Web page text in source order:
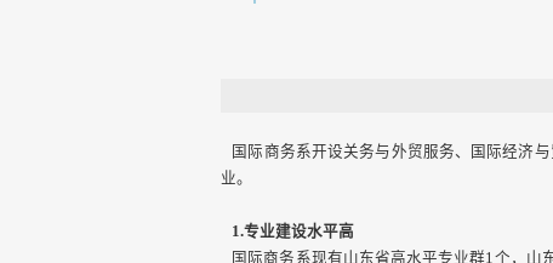
国际商务系开设关务与外贸服务、国际经济
业。
1.专业建设水平高
国际商务系现有山东省高水平专业群1个，山